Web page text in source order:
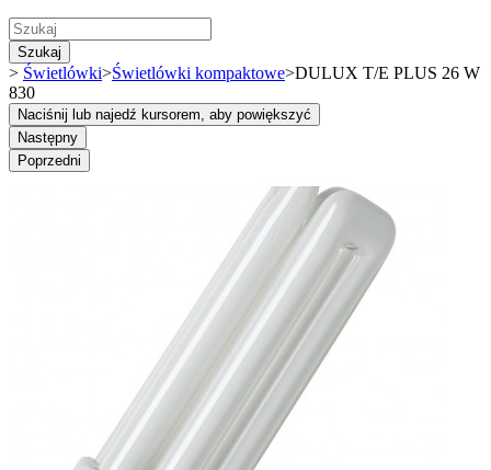
Szukaj
> Świetlówki>Świetlówki kompaktowe>DULUX T/E PLUS 26 W
830
Naciśnij lub najedź kursorem, aby powiększyć
Następny
Poprzedni